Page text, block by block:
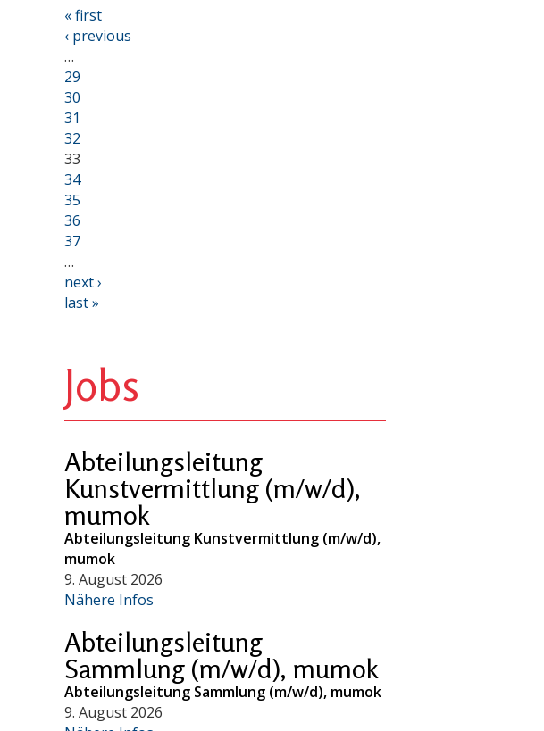
« first
‹ previous
…
29
30
31
32
33
34
35
36
37
…
next ›
last »
Jobs
Abteilungsleitung
Kunstvermittlung (m/w/d),
mumok
Abteilungsleitung Kunstvermittlung (m/w/d),
mumok
9. August 2026
Nähere Infos
Abteilungsleitung
Sammlung (m/w/d), mumok
Abteilungsleitung Sammlung (m/w/d), mumok
9. August 2026